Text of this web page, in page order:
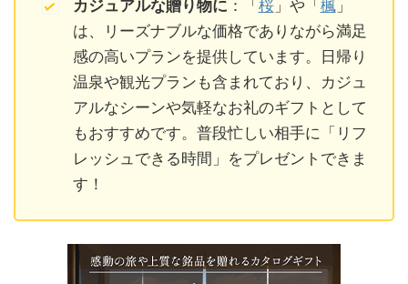
カジュアルな贈り物に ：「 桜」や「 楓」
は、リーズナブルな価格でありながら満足
感の高いプランを提供しています。日帰り
温泉や観光プランも含まれており、カジュ
アルなシーンや気軽なお礼のギフトとして
もおすすめです。普段忙しい相手に「リフ
レッシュできる時間」をプレゼントできま
す！